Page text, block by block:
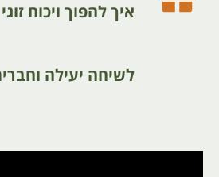
איך להפוך ויכוח זוגי
לשיחה יעילה